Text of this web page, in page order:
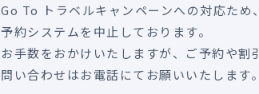
Go To トラベルキャンペーンへの対応ため
予約システムを中止しております。
お手数をおかけいたしますが、ご予約や割
問い合わせはお電話にてお願いいたします。